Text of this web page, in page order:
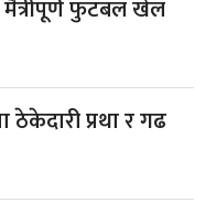
फुटबल खेल
प्रथा र गढ